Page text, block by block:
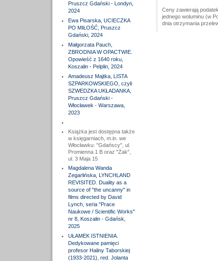
Pruszcz Gdański - Londyn,
2024
Ewa Pisarska, UCIECZKA
PO MIŁOŚĆ, Pruszcz
Gdański, 2024
Małgorzata Pauch,
ZBRODNIA W OPACTWIE.
Opowieść z 1640 roku,
Koszalin - Pelplin, 2024
Amadeusz Majtka, LISTA
SZPARKOWSKIEGO, czyli
SZWEDZKA UKŁADANKA,
Pruszcz Gdański -
Włocławek - Warszawa,
2023
Książka jest dostępna także
w księgarniach, m.in. we
Włocławku: "Gdańscy", ul.
Promienna 1 B oraz "Żak",
ul. 3 Maja 15
Magdalena Wanda
Zegarlińska, LYNCHLAND
REVISITED. Duality as a
source of "the uncanny" in
films directed by David
Lynch, seria "Prace
Naukowe / Scientific Works"
nr 8, Koszalin - Gdańsk,
2025
UŁAMEK ISTNIENIA.
Dedykowane pamięci
profesor Haliny Taborskiej
(1933-2021), red. Jolanta
Ceny zawierają
jednego woluminu (w
dnia otrzymania